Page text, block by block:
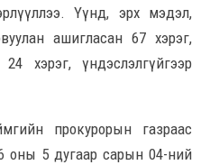
Үүнд, эрх мэдэл,
ашигласан 67 хэрэг,
24 хэрэг, үндэслэлгүйгээр
прокурорын газраас
оны 5 дугаар сарын 04-ний